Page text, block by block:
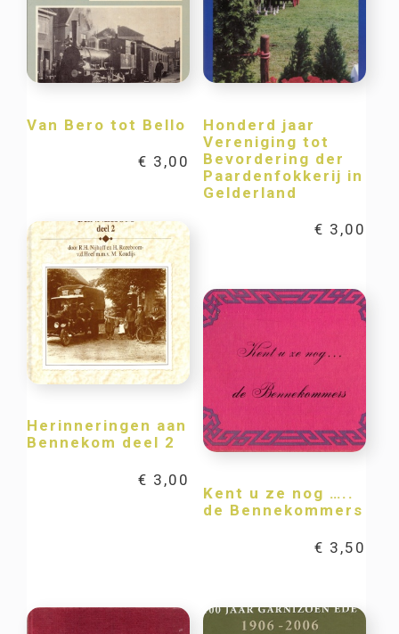
Van Bero tot Bello
€ 3,00
Honderd jaar
Vereniging tot
Bevordering der
Paardenfokkerij in
Gelderland
€ 3,00
Herinneringen aan
Bennekom deel 2
€ 3,00
Kent u ze nog …..
de Bennekommers
€ 3,50